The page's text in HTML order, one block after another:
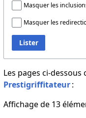
Masquer les
Masquer les
Lister
Les pages ci-
Prestigriffitateur:
Affichage de 13